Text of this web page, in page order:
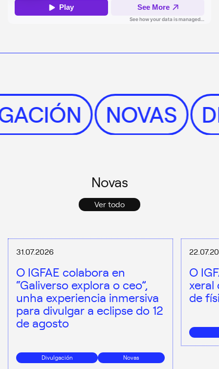
NOVAS
Novas
Ver todo
31.07.2026
O IGFAE colabora en
“Galiverso explora o ceo”,
unha experiencia inmersiva
para divulgar a eclipse do 12
de agosto
Divulgación Novas
O
xeral
de